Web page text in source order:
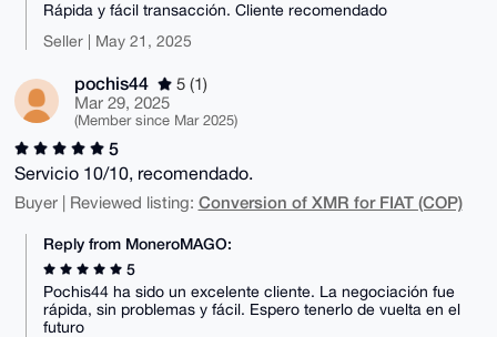
Rápida y fácil transacción. Cliente recomendado
Seller | May 21, 2025
pochis44
5 (1)
Mar 29, 2025
(Member since Mar 2025)
5
Servicio 10/10, recomendado.
Buyer | Reviewed listing: Conversion of XMR for FIAT (COP)
Reply from MoneroMAGO:
5
Pochis44 ha sido un excelente cliente. La negociación fue
rápida, sin problemas y fácil. Espero tenerlo de vuelta en el
futuro